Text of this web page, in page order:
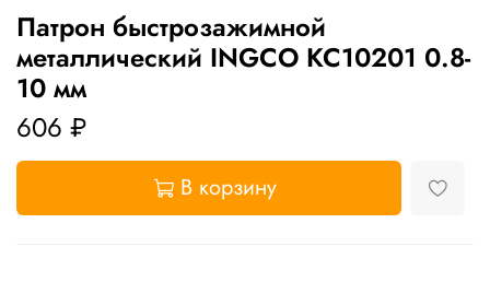
Патрон быстрозажимной
металлический INGCO KC10201 0.8-
10 мм
606 ₽
В корзину